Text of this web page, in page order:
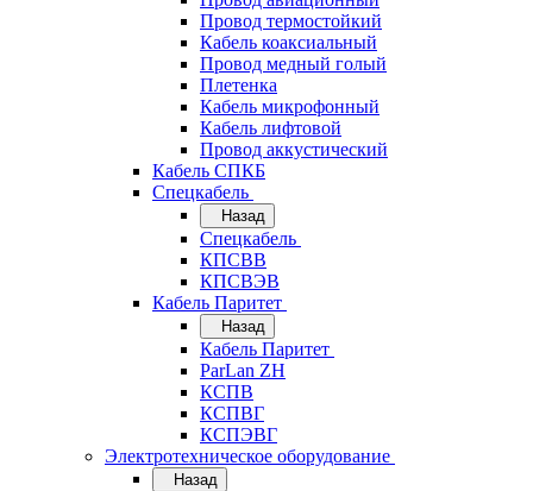
Провод термостойкий
Кабель коаксиальный
Провод медный голый
Плетенка
Кабель микрофонный
Кабель лифтовой
Провод аккустический
Кабель СПКБ
Спецкабель
Назад
Спецкабель
КПСВВ
КПСВЭВ
Кабель Паритет
Назад
Кабель Паритет
ParLan ZH
КСПВ
КСПВГ
КСПЭВГ
Электротехническое оборудование
Назад